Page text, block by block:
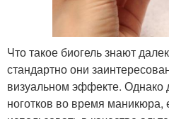
Что такое биогель знают
стандартно они
визуальном эффекте. Однако
ноготков во время маникюра,